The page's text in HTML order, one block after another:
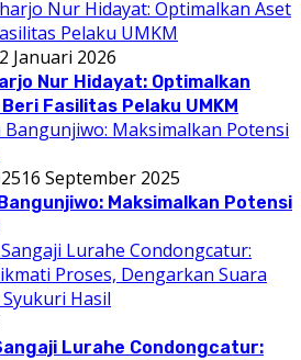
Januari 2026
Nur Hidayat: Optimalkan
Fasilitas Pelaku UMKM
16 September 2025
Maksimalkan Potensi
Lurahe Condongcatur: